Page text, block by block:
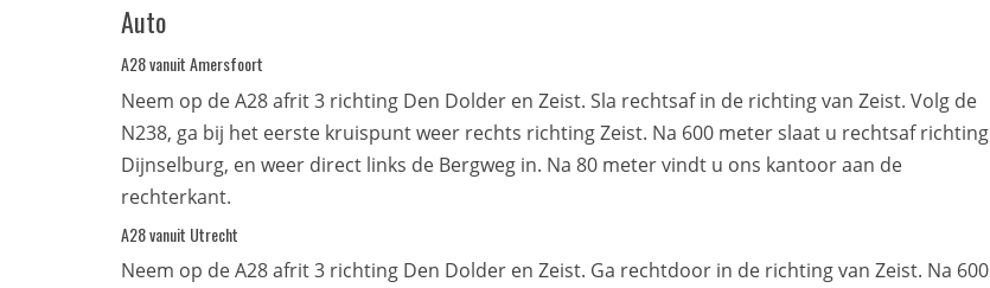
Auto
A28 vanuit Amersfoort
Neem op de A28 afrit 3 richting Den Dolder en Zeist. Sla rechtsaf in de richting van Zeist. Volg de
N238, ga bij het eerste kruispunt weer rechts richting Zeist. Na 600 meter slaat u rechtsaf richting
Dijnselburg, en weer direct links de Bergweg in. Na 80 meter vindt u ons kantoor aan de
rechterkant.
A28 vanuit Utrecht
Neem op de A28 afrit 3 richting Den Dolder en Zeist. Ga rechtdoor in de richting van Zeist. Na 600